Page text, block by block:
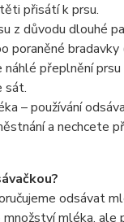
přisátí k prsu.
z důvodu dlouhé
poraněné
přeplnění
sát.
– používání
a nechcete
odsávat
mléka, ale